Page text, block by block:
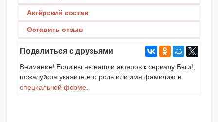
Актёрский состав
Оставить отзыв
Поделиться с друзьями
Внимание! Если вы не нашли актеров к сериалу Беги!,
пожалуйста укажите его роль или имя фамилию в
специальной форме